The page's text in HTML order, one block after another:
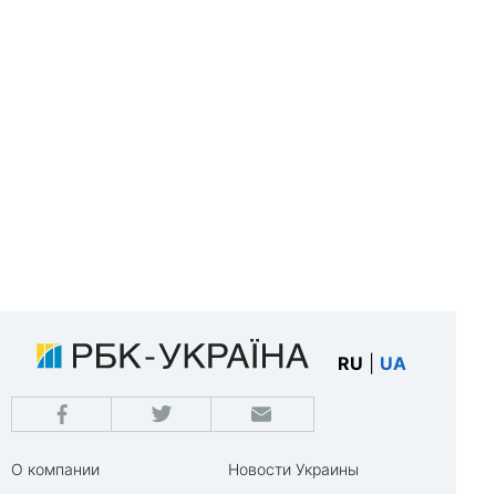
RU UA
О компании
Новости Украины